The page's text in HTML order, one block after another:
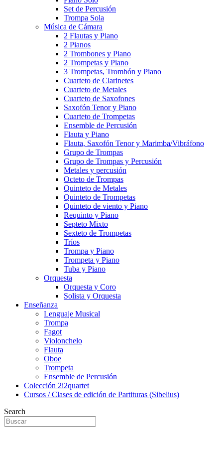
Set de Percusión
Trompa Sola
Música de Cámara
2 Flautas y Piano
2 Pianos
2 Trombones y Piano
2 Trompetas y Piano
3 Trompetas, Trombón y Piano
Cuarteto de Clarinetes
Cuarteto de Metales
Cuarteto de Saxofones
Saxofón Tenor y Piano
Cuarteto de Trompetas
Ensemble de Percusión
Flauta y Piano
Flauta, Saxofón Tenor y Marimba/Vibráfono
Grupo de Trompas
Grupo de Trompas y Percusión
Metales y percusión
Octeto de Trompas
Quinteto de Metales
Quinteto de Trompetas
Quinteto de viento y Piano
Requinto y Piano
Septeto Mixto
Sexteto de Trompetas
Tríos
Trompa y Piano
Trompeta y Piano
Tuba y Piano
Orquesta
Orquesta y Coro
Solista y Orquesta
Enseñanza
Lenguaje Musical
Trompa
Fagot
Violonchelo
Flauta
Oboe
Trompeta
Ensemble de Percusión
Colección 2i2quartet
Cursos / Clases de edición de Partituras (Sibelius)
Search